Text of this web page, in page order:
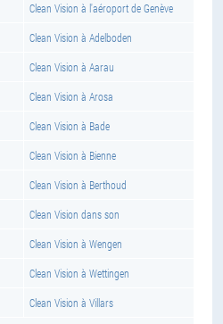
Clean Vision à l'aéroport de Genève
Clean Vision à Adelboden
Clean Vision à Aarau
Clean Vision à Arosa
Clean Vision à Bade
Clean Vision à Bienne
Clean Vision à Berthoud
Clean Vision dans son
Clean Vision à Wengen
Clean Vision à Wettingen
Clean Vision à Villars